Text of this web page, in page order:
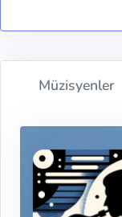
Müzisyenler